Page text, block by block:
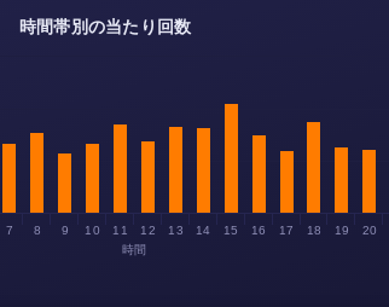
時間
時間帯別の当たり回数
7 8 9 10 11 12 13 14 15 16 17 18 19 20